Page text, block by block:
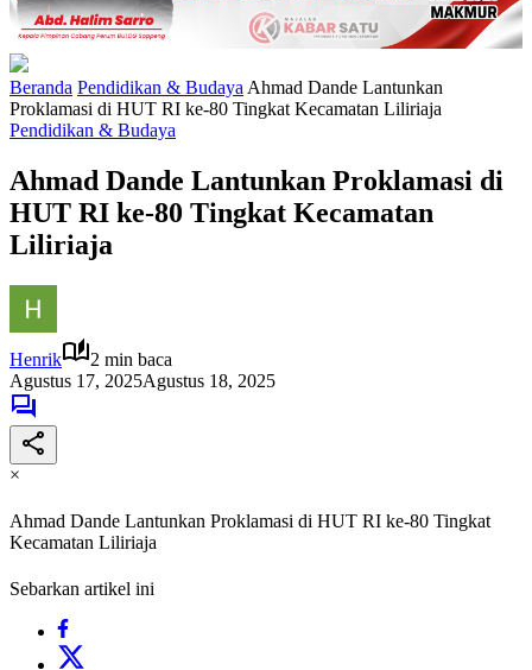
Beranda Pendidikan & Budaya Ahmad Dande Lantunkan
Proklamasi di HUT RI ke-80 Tingkat Kecamatan Liliriaja
Pendidikan & Budaya
Ahmad Dande Lantunkan Proklamasi di
HUT RI ke-80 Tingkat Kecamatan
Liliriaja
Henrik
2 min baca
Agustus 17, 2025Agustus 18, 2025
×
Ahmad Dande Lantunkan Proklamasi di HUT RI ke-80 Tingkat
Kecamatan Liliriaja
Sebarkan artikel ini